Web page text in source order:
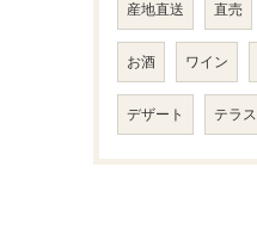
産地直送 直売
お酒 ワイン
デザート テラス